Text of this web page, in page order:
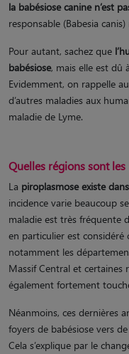
la babésiose canine n’est
responsable (Babesia
Pour autant, sachez que
babésiose, mais elle est dû
Evidemment, on rappelle
d’autres maladies aux
maladie de Lyme.
Quelles régions sont les
La piroplasmose existe
incidence varie beaucoup
maladie est très fréquente
en particulier est
notamment les
Massif Central et certaines
également fortement
Néanmoins, ces dernières
foyers de babésiose vers
Cela s’explique par le